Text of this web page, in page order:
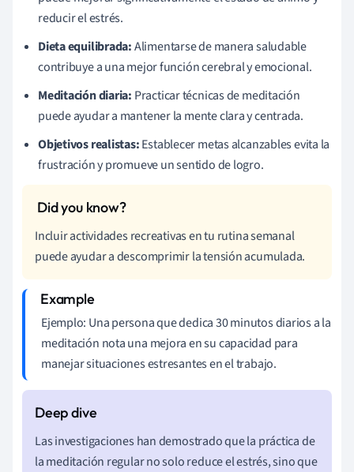
reducir el estrés.
Dieta equilibrada:Alimentarse de manera saludable
contribuye a una mejor función cerebral y emocional.
Meditación diaria: Practicar técnicas de meditación
puede ayudar a mantener la mente clara y centrada.
Objetivos realistas:Establecer metas alcanzables evita la
frustración y promueve un sentido de logro.
Incluir actividades recreativas en tu rutina semanal
puede ayudar a descomprimir la tensión acumulada.
Ejemplo: Una persona que dedica 30 minutos diarios a la
meditación nota una mejora en su capacidad para
manejar situaciones estresantes en el trabajo.
Las investigaciones han demostrado que la práctica de
la meditación regular no solo reduce el estrés, sino que